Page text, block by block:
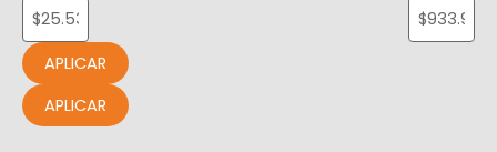
APLICAR
APLICAR